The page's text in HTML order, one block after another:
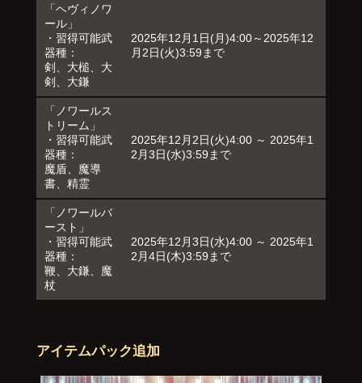
「ヘヴィノワ
ール」
・習得可能武
器種：
剣、大槌、大
剣、大鎌
2025年12月1日(月)4:00～2025年12
月2日(火)3:59まで
「ノワールス
トリーム」
・習得可能武
器種：
魔盾、魔導
書、精霊
2025年12月2日(火)4:00 ～ 2025年1
2月3日(水)3:59まで
「ノワールバ
ースト」
・習得可能武
器種：
鞭、大鎌、魔
杖
2025年12月3日(水)4:00 ～ 2025年1
2月4日(木)3:59まで
アイテムパック追加